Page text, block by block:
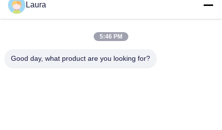
Módulo Cisco CVR-QSFP-SFP10G SFP GLC QSFP a adaptador
SFP10G
Abra la caja Nokia-Alcatel-Lucent 3HE07305AA IMM multifilar
Laura
5:46 PM
Good day, what product are you looking for?